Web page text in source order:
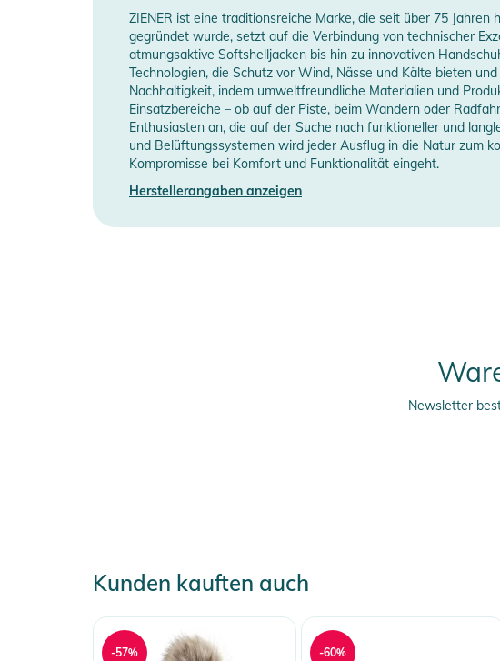
ZIENER ist eine traditionsreiche Marke, die seit über 75
gegründet wurde, setzt auf die Verbindung von technischer
atmungsaktive Softshelljacken bis hin zu innovativen
Technologien, die Schutz vor Wind, Nässe und Kälte bieten
Nachhaltigkeit, indem umweltfreundliche Materialien und
Einsatzbereiche – ob auf der Piste, beim Wandern oder
Enthusiasten an, die auf der Suche nach funktioneller und
und Belüftungssystemen wird jeder Ausflug in die Natur zum
Kompromisse bei Komfort und Funktionalität eingeht.
Herstellerangaben anzeigen
Newsletter
Kunden kauften auch
-57% -60%